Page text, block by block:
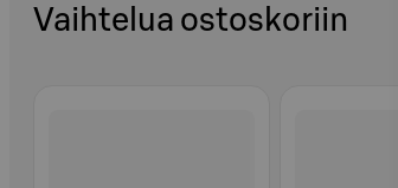
Vaihtelua ostoskoriin